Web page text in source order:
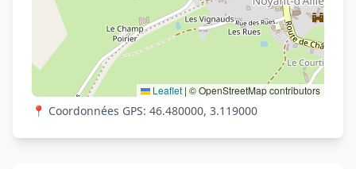
Leaflet | © OpenStreetMap contributors
📍 Coordonnées GPS: 46.480000, 3.119000